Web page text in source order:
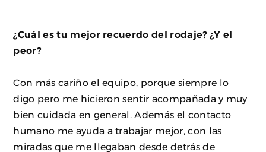
¿Cuál es tu mejor recuerdo del rodaje? ¿Y el
peor?
Con más cariño el equipo, porque siempre lo
digo pero me hicieron sentir acompañada y muy
bien cuidada en general. Además el contacto
humano me ayuda a trabajar mejor, con las
miradas que me llegaban desde detrás de